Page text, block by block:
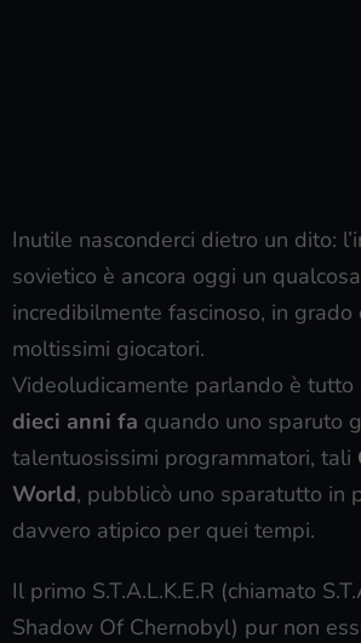
Inutile nasconderci dietro un dito:
sovietico è ancora oggi un
incredibilmente fascinoso, in
moltissimi giocatori.
Videoludicamente parlando è tutto
dieci anni fa quando uno sparuto
talentuosissimi programmatori, tali
World, pubblicò uno sparatutto in
davvero atipico per quei tempi.
Il primo S.T.A.L.K.E.R (chiamato
Shadow Of Chernobyl) pur non